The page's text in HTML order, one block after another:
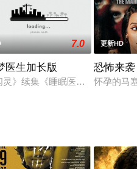
Pete is cautiously ex
7.0
医生加长版
灵》续集《睡眠医师》(Doctor
更新HD
恐怖来
怀孕的马